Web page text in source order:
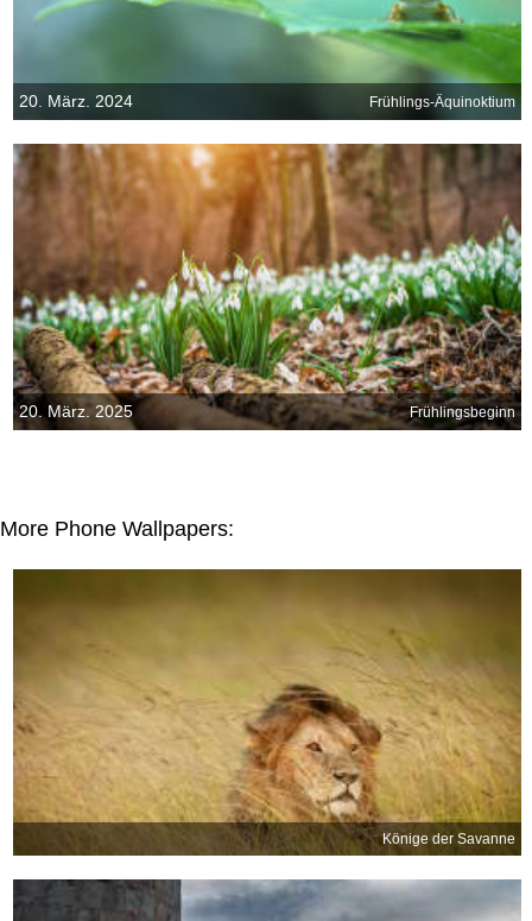
20. März. 2024 Frühlings-Äquinoktium
20. März. 2025 Frühlingsbeginn
More Phone Wallpapers:
Könige der Savanne